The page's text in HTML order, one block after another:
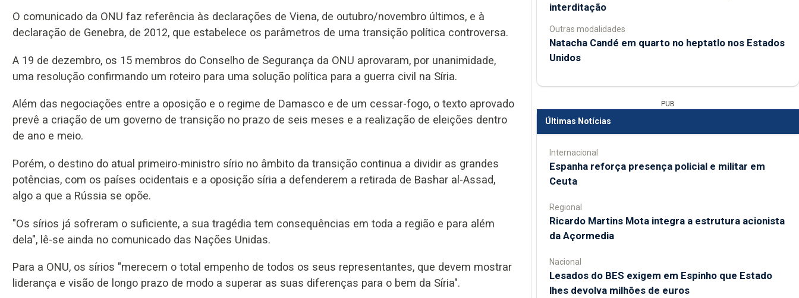
O comunicado da ONU faz referência às declarações de Viena, de outubro/novembro últimos, e à
declaração de Genebra, de 2012, que estabelece os parâmetros de uma transição política controversa.
A 19 de dezembro, os 15 membros do Conselho de Segurança da ONU aprovaram, por unanimidade,
uma resolução confirmando um roteiro para uma solução política para a guerra civil na Síria.
Além das negociações entre a oposição e o regime de Damasco e de um cessar-fogo, o texto aprovado
prevê a criação de um governo de transição no prazo de seis meses e a realização de eleições dentro
de ano e meio.
Porém, o destino do atual primeiro-ministro sírio no âmbito da transição continua a dividir as grandes
potências, com os países ocidentais e a oposição síria a defenderem a retirada de Bashar al-Assad,
algo a que a Rússia se opõe.
"Os sírios já sofreram o suficiente, a sua tragédia tem consequências em toda a região e para além
dela", lê-se ainda no comunicado das Nações Unidas.
Para a ONU, os sírios "merecem o total empenho de todos os seus representantes, que devem mostrar
liderança e visão de longo prazo de modo a superar as suas diferenças para o bem da Síria".
interditação
Outras modalidades
Natacha Candé em quarto no heptatlo nos Estados
Unidos
PUB
Últimas Notícias
Internacional
Espanha reforça presença policial e militar em
Ceuta
Regional
Ricardo Martins Mota integra a estrutura acionista
da Açormedia
Nacional
Lesados do BES exigem em Espinho que Estado
lhes devolva milhões de euros